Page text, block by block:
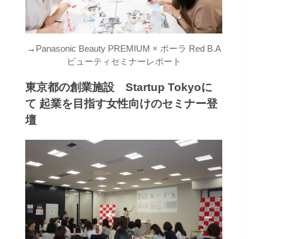
→ Panasonic Beauty PREMIUM × ポーラ Red B.A
ビューティセミナーレポート
東京都の創業施設 Startup Tokyoに
て 起業を目指す女性向けのセミナー登
壇